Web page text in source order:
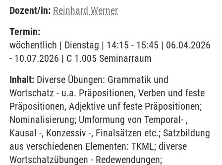
Dozent/in: Reinhard Werner
Termin:
wöchentlich | Dienstag | 14:15 - 15:45 | 06.04.2026
- 10.07.2026 | C 1.005 Seminarraum
Inhalt: Diverse Übungen: Grammatik und
Wortschatz - u.a. Präpositionen, Verben und feste
Präpositionen, Adjektive unf feste Präpositionen;
Nominalisierung; Umformung von Temporal- ,
Kausal -, Konzessiv -, Finalsätzen etc.; Satzbildung
aus verschiedenen Elementen: TKML; diverse
Wortschatzübungen - Redewendungen;